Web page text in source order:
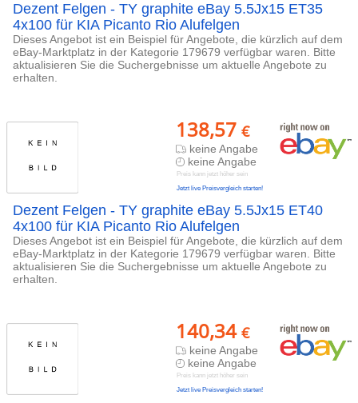
Dezent Felgen - TY graphite eBay 5.5Jx15 ET35
4x100 für KIA Picanto Rio Alufelgen
Dieses Angebot ist ein Beispiel für Angebote, die kürzlich auf dem
eBay-Marktplatz in der Kategorie 179679 verfügbar waren. Bitte
aktualisieren Sie die Suchergebnisse um aktuelle Angebote zu
erhalten.
138,57 €
keine Angabe
keine Angabe
Preis kann jetzt höher sein
Jetzt live Preisvergleich starten!
Dezent Felgen - TY graphite eBay 5.5Jx15 ET40
4x100 für KIA Picanto Rio Alufelgen
Dieses Angebot ist ein Beispiel für Angebote, die kürzlich auf dem
eBay-Marktplatz in der Kategorie 179679 verfügbar waren. Bitte
aktualisieren Sie die Suchergebnisse um aktuelle Angebote zu
erhalten.
140,34 €
keine Angabe
keine Angabe
Preis kann jetzt höher sein
Jetzt live Preisvergleich starten!